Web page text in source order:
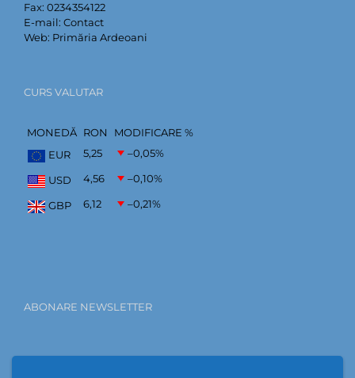
Fax: 0234354122
E-mail: Contact
Web: Primăria Ardeoani
CURS VALUTAR
MONEDĂ RON
MODIFICARE %
EUR
5,25 –0,05%
USD 4,56 –0,10%
GBP 6,12 –0,21%
ABONARE NEWSLETTER